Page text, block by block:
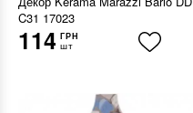
C31 17023
114 ГРН
шт